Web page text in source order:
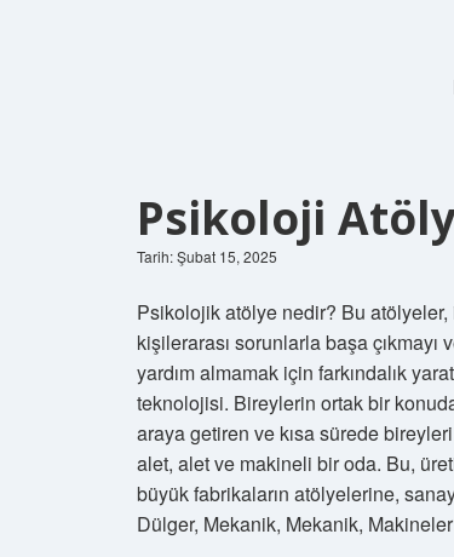
Psikoloji
Tarih: Şubat 15, 2025
Psikolojik atölye nedir? Bu atölyeler,
kişilerarası sorunlarla başa
yardım almamak için farkındalık
teknolojisi. Bireylerin ortak bir
araya getiren ve kısa sürede
alet, alet ve makineli bir oda. Bu,
büyük fabrikaların atölyelerine,
Dülger, Mekanik, Mekanik,